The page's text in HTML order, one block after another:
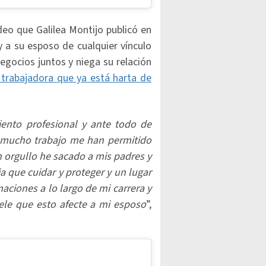
que Galilea Montijo publicó en
su esposo de cualquier vínculo
juntos y niega su relación
que ya está harta de
profesional y ante todo de
trabajo me han permitido
he sacado a mis padres y
que cuidar y proteger y un lugar
a lo largo de mi carrera y
que esto afecte a mi esposo”,